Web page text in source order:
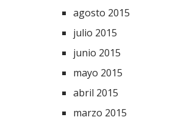
agosto 2015
julio 2015
junio 2015
mayo 2015
abril 2015
marzo 2015